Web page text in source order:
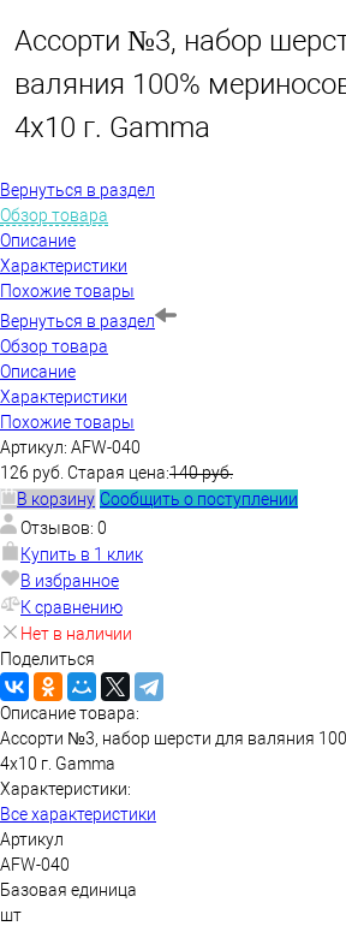
Ассорти №3, набор
валяния 100%
4х10 г. Gamma
Вернуться в раздел
Обзор товара
Описание
Характеристики
Похожие товары
Вернуться в раздел
Обзор товара
Описание
Характеристики
Похожие товары
Артикул: AFW-040
126 руб. Старая цена:140 руб.
В корзину Сообщить о поступлении
Отзывов: 0
Купить в 1 клик
В избранное
К сравнению
Нет в наличии
Поделиться
Описание товара:
Ассорти №3, набор шерсти для валяния
4х10 г. Gamma
Характеристики:
Все характеристики
Артикул
AFW-040
Базовая единица
шт